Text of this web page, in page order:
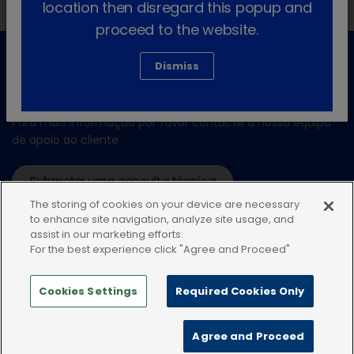
Para mais informação por favor contacte a nossa equipa
de apoio ao cliente
Submeter uma consulta técnica
ou ligue:+34935448507
location then disregard this popup and
proceed to the website.
Dismiss
The storing of cookies on your device are necessary
to enhance site navigation, analyze site usage, and
assist in our marketing efforts.
For the best experience click "Agree and Proceed"
Cookies Settings Required Cookies Only
Agree and Proceed